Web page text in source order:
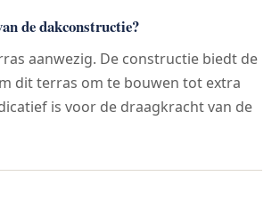
de dakconstructie?
aanwezig. De constructie biedt de
dit terras om te bouwen tot extra
is voor de draagkracht van de